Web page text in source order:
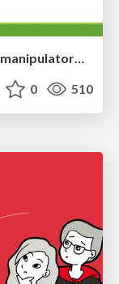
Design of three-dimensional binary manipulators for pick-and-place task avoiding obstacles (IECON2024)
0 510